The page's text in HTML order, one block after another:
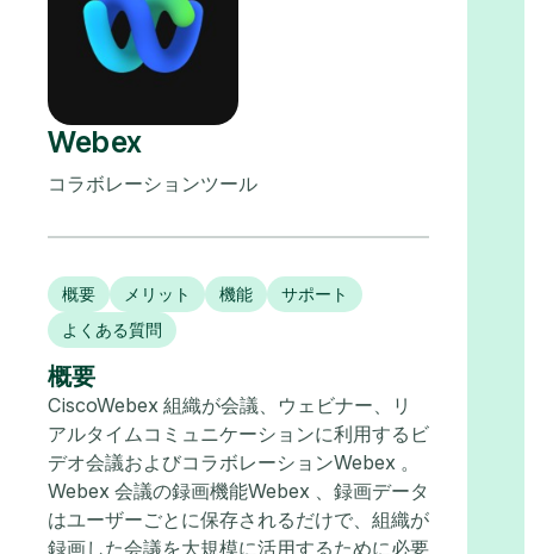
Webex
コラボレーションツール
概要 メリット 機能
サポート
よくある質問
概要
CiscoWebex 組織が会議、ウェビナー、リ
アルタイムコミュニケーションに利用するビ
デオ会議およびコラボレーションWebex 。
Webex 会議の録画機能Webex 、録画データ
はユーザーごとに保存されるだけで、組織が
録画した会議を大規模に活用するために必要